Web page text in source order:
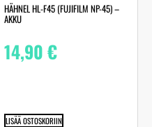
HÄHNEL HL-F45 (FUJIFILM NP-45) –
AKKU
14,90€
LISÄÄ OSTOSKORIIN